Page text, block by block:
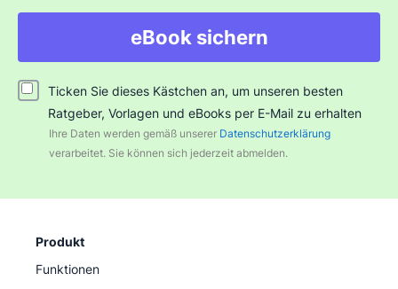
eBook sichern
Ticken Sie dieses Kästchen an, um unseren besten
Ratgeber, Vorlagen und eBooks per E-Mail zu erhalten
Ihre Daten werden gemäß unserer Datenschutzerklärung
verarbeitet. Sie können sich jederzeit abmelden.
Produkt
Funktionen